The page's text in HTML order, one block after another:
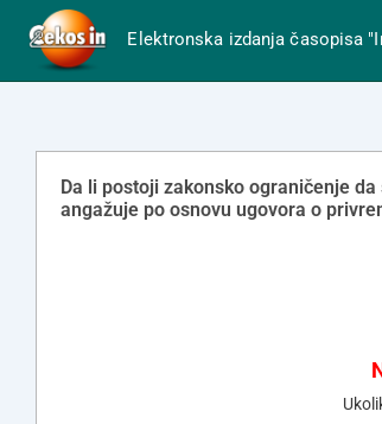
Elektronska izdanja časopisa
Da li postoji zakonsko ograničenje
angažuje po osnovu ugovora o